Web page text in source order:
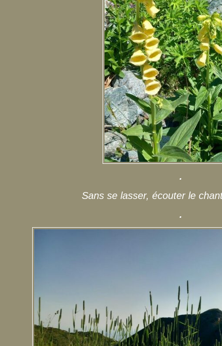
.
Sans se lasser, écouter le
.